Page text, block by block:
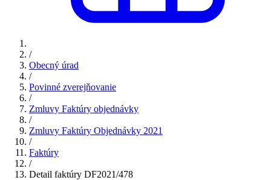
/
Obecný úrad
/
Povinné zverejňovanie
/
Zmluvy Faktúry objednávky
/
Zmluvy Faktúry Objednávky 2021
/
Faktúry
/
Detail faktúry DF2021/478